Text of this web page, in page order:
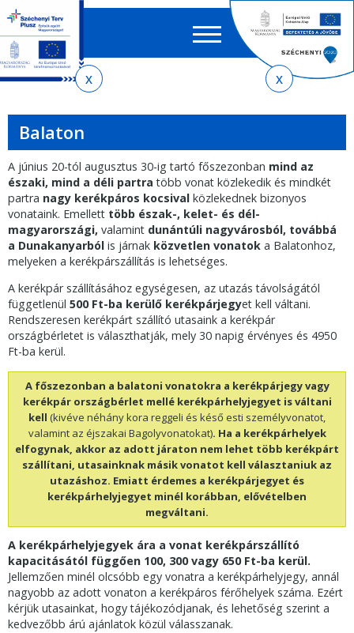
menetrendkeresőhöz
almenühöz
tartalomra
oldaltérképre
EN HU
űrlap
Balaton
A június 20-tól augusztus 30-ig tartó főszezonban mind az
északi, mind a déli partra több vonat közlekedik és mindkét
partra nagy kerékpáros kocsival közlekednek bizonyos
vonataink. Emellett több észak-, kelet- és dél-
magyarországi, valamint dunántúli nagyvárosból, továbbá
a Dunakanyarból is járnak közvetlen vonatok a Balatonhoz,
melyeken a kerékpárszállítás is lehetséges.
A kerékpár szállításához egységesen, az utazás távolságától
függetlenül 500 Ft-ba kerülő kerékpárjegyet kell váltani.
Rendszeresen kerékpárt szállító utasaink a kerékpár
országbérletet is választhatják, mely 30 napig érvényes és 4950
Ft-ba kerül.
A főszezonban a balatoni vonatokra a kerékpárjegy vagy
kerékpár országbérlet mellé kerékpárhelyjegyet is váltani
kell (kivéve néhány kora reggeli és késő esti személyvonatot,
valamint az éjszakai Bagolyvonatokat). Ha a kerékpárhelyek
elfogynak, akkor az adott járaton nem lehet több kerékpárt
szállítani, utasainknak másik vonatot kell választaniuk az
utazáshoz. Emiatt érdemes a kerékpárjegyet és
kerékpárhelyjegyet minél korábban, elővételben
megváltani.
A kerékpárhelyjegyek ára a vonat kerékpárszállító
kapacitásától függően 100, 300 vagy 650 Ft-ba kerül.
Jellemzően minél olcsóbb egy vonatra a kerékpárhelyjegy, annál
nagyobb az adott vonaton a kerékpáros férőhelyek száma. Ezért
kérjük utasainkat, hogy tájékozódjanak, és lehetőség szerint a
kedvezőbb árú ajánlatok közül válasszanak.